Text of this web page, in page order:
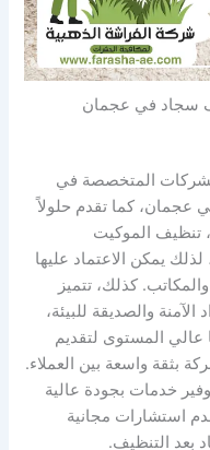
سجاد في عجمان
المتخصصة في
كما تقدم حلولاً
تنظيف الموكيت
يمكن الاعتماد عليها
كذلك، تتميز
والصديقة للبيئة،
عالي المستوى لتقديم
بثقة واسعة بين العملاء.
خدمات بجودة عالية
استشارات مجانية
بعد التنظيف.